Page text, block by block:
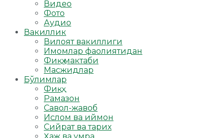
Видео
Фото
Аудио
Вакиллик
Вилоят вакиллиги
Имомлар фаолиятидан
Фиқҳ мактаби
Масжидлар
Бўлимлар
Фиқҳ
Рамазон
Савол-жавоб
Ислом ва иймон
Сийрат ва тарих